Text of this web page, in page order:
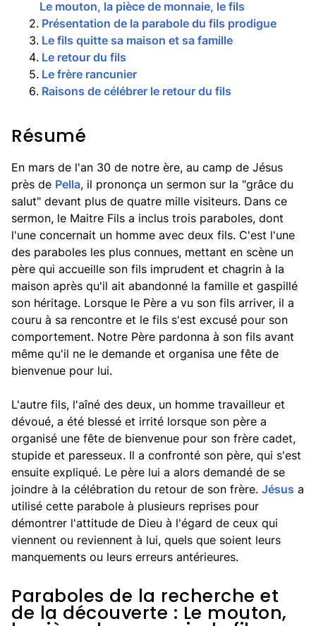
Le mouton, la pièce de monnaie, le fils
2. Présentation de la parabole du fils prodigue
3. Le fils quitte sa maison et sa famille
4. Le retour du fils
5. Le frère rancunier
6. Raisons de célébrer le retour du fils
Résumé
En mars de l'an 30 de notre ère, au camp de Jésus
près de Pella, il prononça un sermon sur la "grâce du
salut" devant plus de quatre mille visiteurs. Dans ce
sermon, le Maitre Fils a inclus trois paraboles, dont
l'une concernait un homme avec deux fils. C'est l'une
des paraboles les plus connues, mettant en scène un
père qui accueille son fils imprudent et chagrin à la
maison après qu'il ait abandonné la famille et gaspillé
son héritage. Lorsque le Père a vu son fils arriver, il a
couru à sa rencontre et le fils s'est excusé pour son
comportement. Notre Père pardonna à son fils avant
même qu'il ne le demande et organisa une fête de
bienvenue pour lui.
L'autre fils, l'aîné des deux, un homme travailleur et
dévoué, a été blessé et irrité lorsque son père a
organisé une fête de bienvenue pour son frère cadet,
stupide et paresseux. Il a confronté son père, qui s'est
ensuite expliqué. Le père lui a alors demandé de se
joindre à la célébration du retour de son frère. Jésus a
utilisé cette parabole à plusieurs reprises pour
démontrer l'attitude de Dieu à l'égard de ceux qui
viennent ou reviennent à lui, quels que soient leurs
manquements ou leurs erreurs antérieures.
Paraboles de la recherche et
de la découverte : Le mouton,